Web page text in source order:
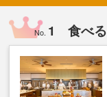
No. 1 食べる